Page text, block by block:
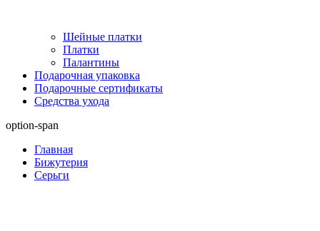
Шейные платки
Платки
Палантины
Подарочная упаковка
Подарочные сертификаты
Средства ухода
option-span
Главная
Бижутерия
Серьги